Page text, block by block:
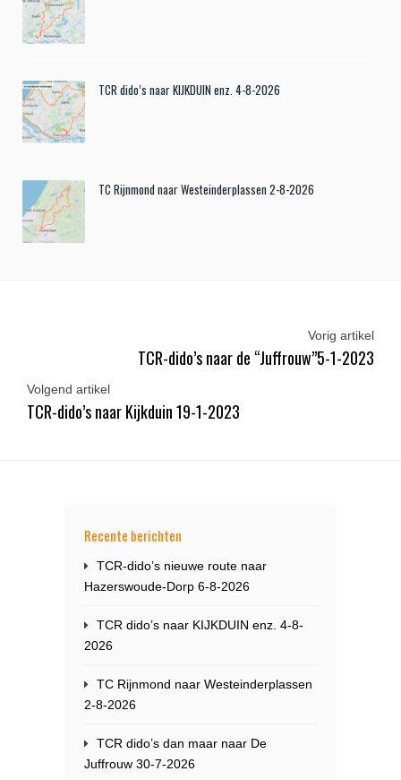
TCR dido’s naar KIJKDUIN enz. 4-8-2026
TC Rijnmond naar Westeinderplassen 2-8-2026
Vorig artikel
TCR-dido’s naar de “Juffrouw”5-1-2023
Volgend artikel
TCR-dido’s naar Kijkduin 19-1-2023
Recente berichten
TCR-dido’s nieuwe route naar
Hazerswoude-Dorp 6-8-2026
TCR dido’s naar KIJKDUIN enz. 4-8-
2026
TC Rijnmond naar Westeinderplassen
2-8-2026
TCR dido’s dan maar naar De
Juffrouw 30-7-2026